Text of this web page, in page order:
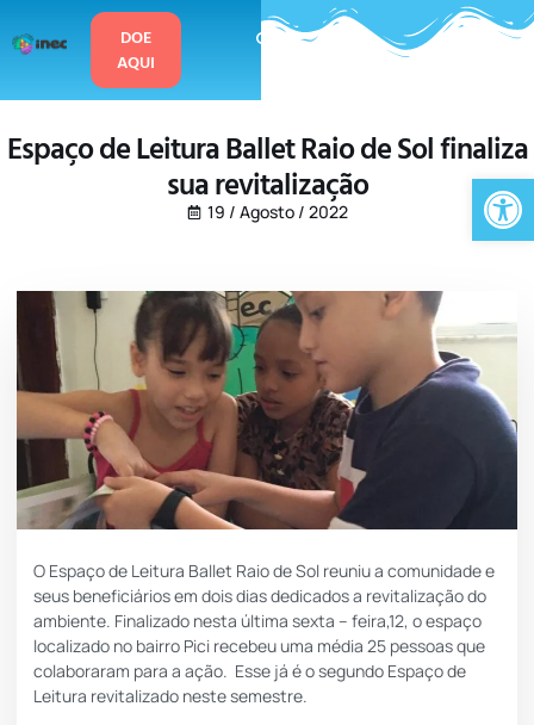
DOE
AQUI
Espaço de Leitura Ballet Raio de Sol finaliza
sua revitalização
19 / Agosto / 2022
O Espaço de Leitura Ballet Raio de Sol reuniu a comunidade e
seus beneficiários em dois dias dedicados a revitalização do
ambiente. Finalizado nesta última sexta – feira,12, o espaço
localizado no bairro Pici recebeu uma média 25 pessoas que
colaboraram para a ação. Esse já é osegundo Espaço de
Leitura revitalizado neste semestre.